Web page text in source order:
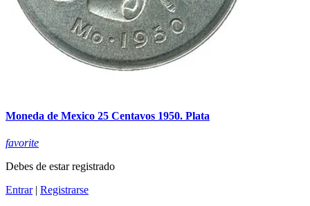
Moneda de Mexico 25 Centavos 1950. Plata
favorite
Debes de estar registrado
Entrar| Registrarse